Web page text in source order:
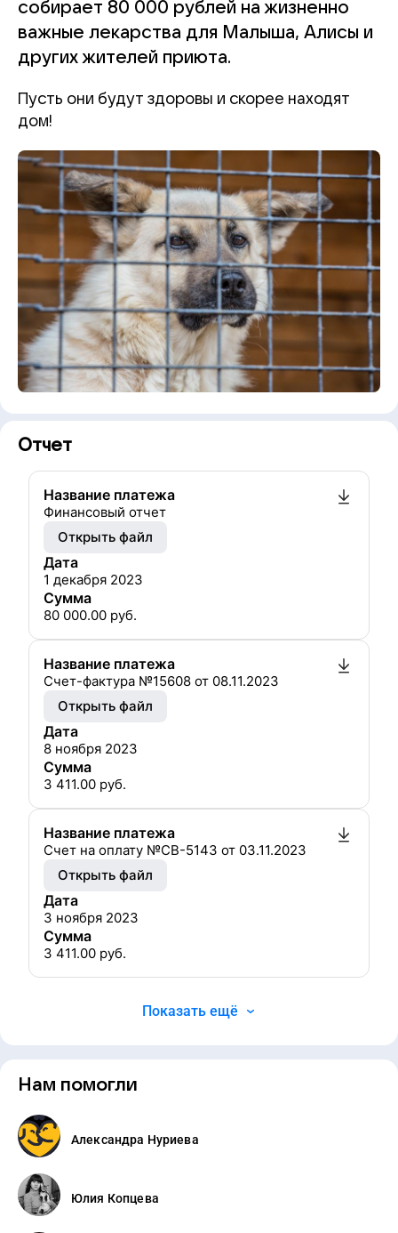
собирает 80 000 рублей на жизненно
важные лекарства для Малыша, Алисы и
других жителей приюта.
Пусть они будут здоровы и скорее находят
дом!
Отчет
Название платежа
Финансовый отчет
Открыть файл
Дата
1 декабря 2023
Сумма
80 000.00 руб.
Название платежа
Счет-фактура №15608 от 08.11.2023
Открыть файл
Дата
8 ноября 2023
Сумма
3 411.00 руб.
Название платежа
Счет на оплату №СВ-5143 от 03.11.2023
Открыть файл
Дата
3 ноября 2023
Сумма
3 411.00 руб.
Показать ещё
Нам помогли
Александра Нуриева
Юлия Копцева